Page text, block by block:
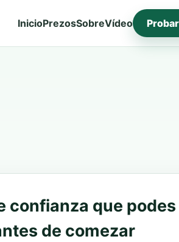
InicioPrezosSobreVídeo
confianza que podes
de comezar